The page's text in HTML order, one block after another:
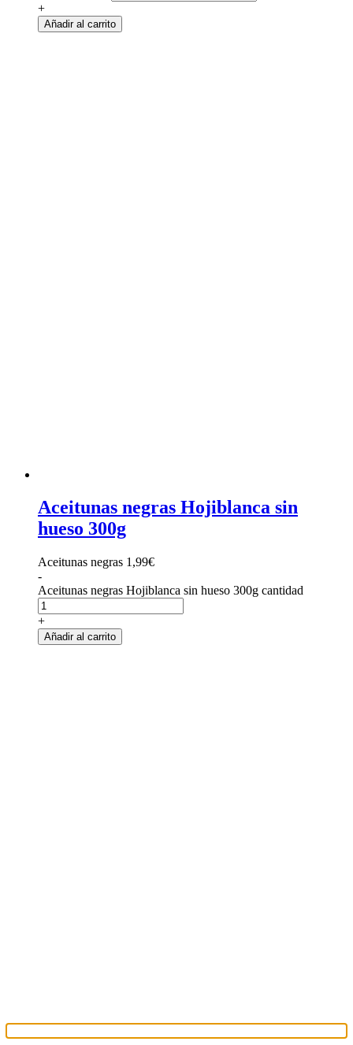
+
Añadir al carrito
Aceitunas negras Hojiblanca sin
hueso 300g
Aceitunas negras 1,99€
-
Aceitunas negras Hojiblanca sin hueso 300g cantidad
+
Añadir al carrito